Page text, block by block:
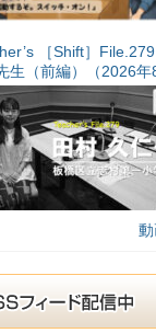
［Shift］
生（前編）（2026年